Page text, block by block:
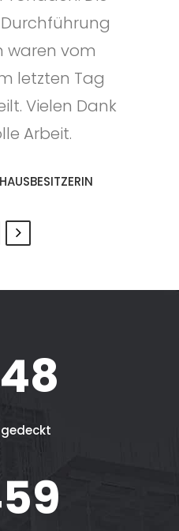
erledigen
Beratung, als
waren
Dank.
Dank für
kompetente
Arbeiten.
waren vom
letzten Tag
Vielen Dank
Arbeit.